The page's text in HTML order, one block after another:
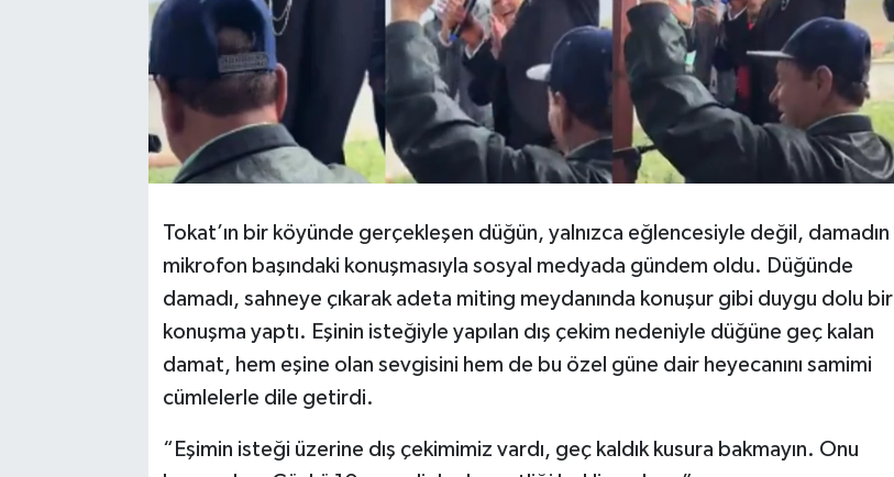
Tokat’ın bir köyünde gerçekleşen düğün, yalnızca eğlencesiyle değil, damadın
mikrofon başındaki konuşmasıyla sosyal medyada gündem oldu. Düğünde
damadı, sahneye çıkarak adeta miting meydanında konuşur gibi duygu dolu bir
konuşma yaptı. Eşinin isteğiyle yapılan dış çekim nedeniyle düğüne geç kalan
damat, hem eşine olan sevgisini hem de bu özel güne dair heyecanını samimi
cümlelerle dile getirdi.
“Eşimin isteği üzerine dış çekimimiz vardı, geç kaldık kusura bakmayın. Onu